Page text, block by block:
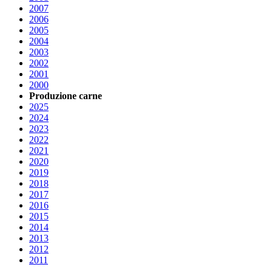
2007
2006
2005
2004
2003
2002
2001
2000
Produzione carne
2025
2024
2023
2022
2021
2020
2019
2018
2017
2016
2015
2014
2013
2012
2011